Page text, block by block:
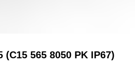
(C15 565 8050 PK IP67)